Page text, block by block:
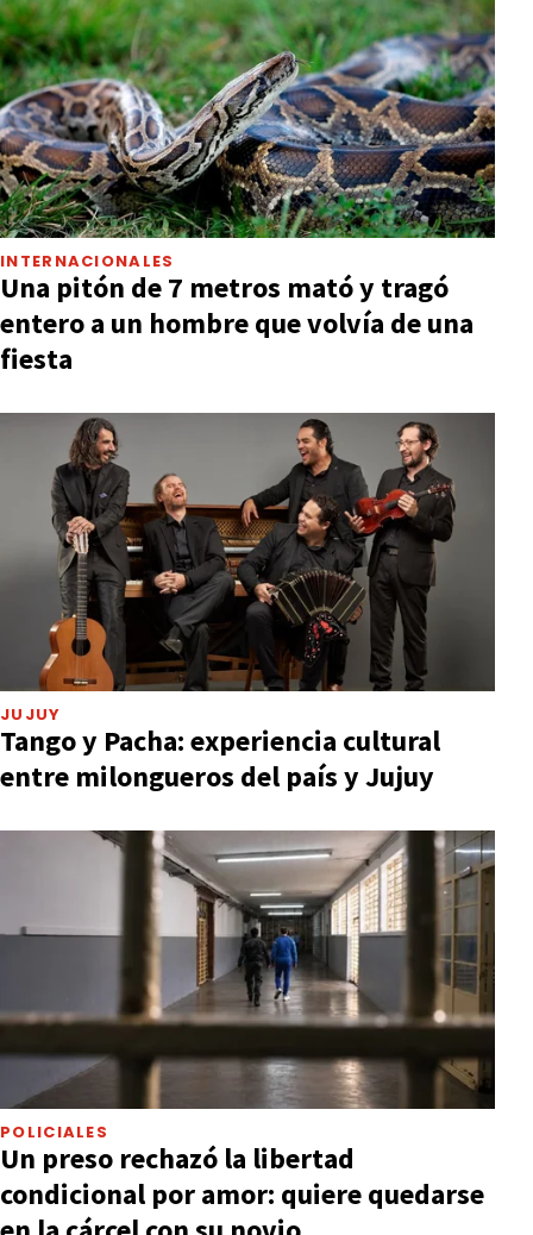
INTERNACIONALES
Una pitón de 7 metros mató y tragó
entero a un hombre que volvía de una
fiesta
JUJUY
Tango y Pacha: experiencia cultural
entre milongueros del país y Jujuy
POLICIALES
Un preso rechazó la libertad
condicional por amor: quiere quedarse